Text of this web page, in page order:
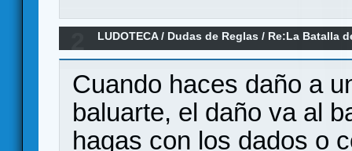
LUDOTECA/ Dudas de Reglas / Re:La Batalla
Cuando haces daño a
baluarte, el daño va al
hagas con los dados o